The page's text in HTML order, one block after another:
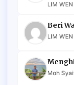
LIM
Beri
LIM
Moh